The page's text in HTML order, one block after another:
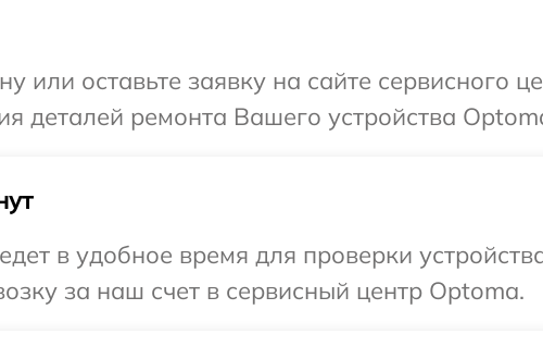
или оставьте заявку на сайте сервисного
деталей ремонта Вашего устройства
в удобное время для проверки
за наш счет в сервисный центр Optoma.